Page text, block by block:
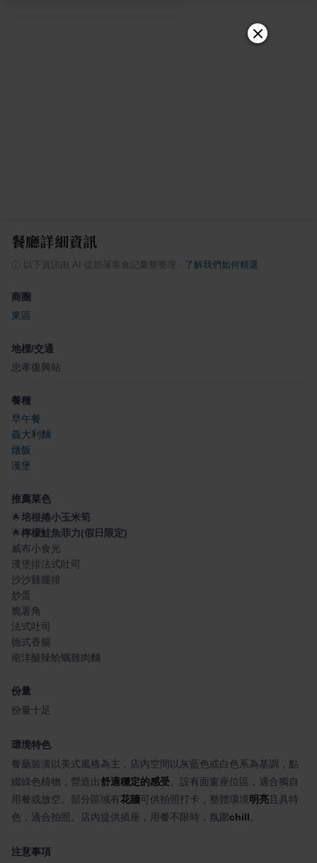
餐廳詳細資訊
ⓘ 以下資訊由 AI 從部落客食記彙整整理 了解我們如何精選
商圈
東區
地標/交通
忠孝復興站
餐種
早午餐
義大利麵
燉飯
漢堡
推薦菜色
🌟培根捲小玉米筍
🌟檸檬鮭魚菲力(假日限定)
威布小食光
漢堡排法式吐司
沙沙雞腿排
炒蛋
脆薯角
法式吐司
德式香腸
南洋酸辣蛤蠣雞肉麵
份量
份量十足
環境特色
餐廳裝潢以美式風格為主，店內空間以灰藍色或白色系為基調，點
綴綠色植物，營造出舒適穩定的感受 。設有面窗座位區，適合獨自
用餐或放空。部分區域有花牆可供拍照打卡，整體環境明亮 且具特
色，適合拍照。店內提供插座，用餐不限時，氛圍chill
注意事項